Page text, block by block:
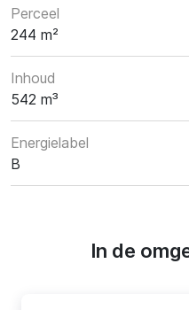
Perceel
244 m²
Inhoud
542 m³
Energielabel
B
In de